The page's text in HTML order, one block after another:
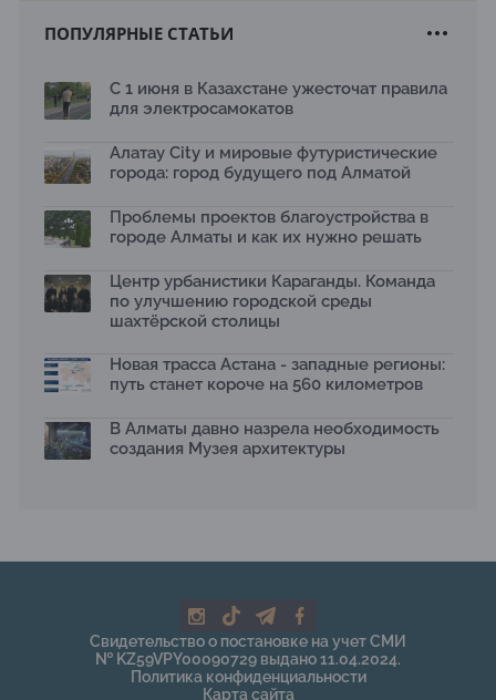
Новый Строительный кодекс: что изменилось для
17.07.2026
рободоставки в Астане
15.07.2026
2026 принимает заявки до 31 июля
13.07.2026
темой новой выставки в «Целинном»
13.07.2026
Қазақстан»: воспитанники подарили вторую жизнь
отходам
08.07.2026
Ко Дню столицы в Нуре благоустроили шесть
общественных пространств
06.07.2026
МЧС усилило мониторинг рек и моренных озер после
На общественных слушаниях представили
экологическую стратегию развития Алматы до 2040
ПОПУЛЯРНЫЕ СТАТЬИ
С 1 июня в Казахстане ужесточат правила
для электросамокатов
Алатау City и мировые футуристические
города: город будущего под Алматой
Проблемы проектов благоустройства в
городе Алматы и как их нужно решать
Центр урбанистики Караганды. Команда
по улучшению городской среды
шахтёрской столицы
Новая трасса Астана - западные регионы:
путь станет короче на 560 километров
В Алматы давно назрела необходимость
создания Музея архитектуры
Свидетельство о постановке на учет СМИ
№ KZ59VPY00090729 выдано 11.04.2024.
Политика конфиденциальности
Карта сайта